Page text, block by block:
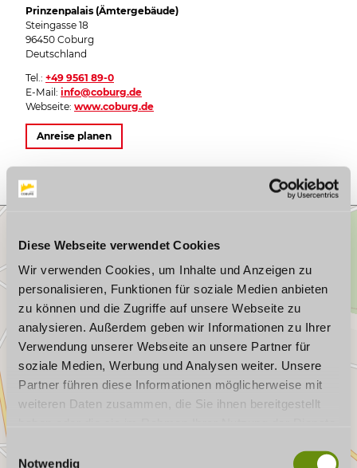
Diese Webseite verwendet Cookies
Wir verwenden Cookies, um Inhalte und Anzeigen zu
personalisieren, Funktionen für soziale Medien anbieten
zu können und die Zugriffe auf unsere Webseite zu
analysieren. Außerdem geben wir Informationen zu Ihrer
Verwendung unserer Webseite an unsere Partner für
soziale Medien, Werbung und Analysen weiter. Unsere
Partner führen diese Informationen möglicherweise mit
weiteren Daten zusammen, die Sie ihnen bereitgestellt
ablehnen, kann es sein, dass Darstellungen nicht
E
Notwendig
Prinzenpalais (Ämtergebäude)
Steingasse 18
96450 Coburg
Deutschland
Tel.: +49 9561 89-0
E-Mail: info@coburg.de
Webseite: www.coburg.de
Anreise planen